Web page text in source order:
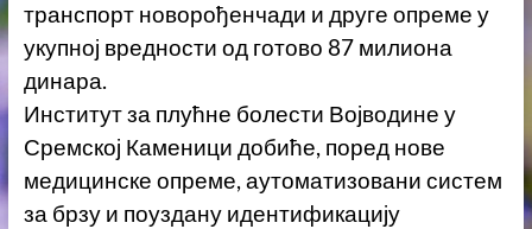
транспорт новорођенчади и друге опреме у
укупној вредности од готово 87 милиона
динара.
Институт за плућне болести Војводине у
Сремској Каменици добиће, поред нове
медицинске опреме, аутоматизовани систем
за брзу и поуздану идентификацију